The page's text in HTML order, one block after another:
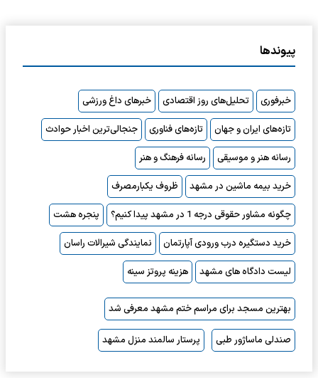
پیوندها
خبرفوری تحلیل‌های روز اقتصادی
خبرهای داغ ورزشی
تازه‌های ایران و جهان
تازه‌های فناوری
جنجالی‌ترین اخبار حوادث
رسانه هنر و موسیقی
رسانه فرهنگ و هنر
خرید بیمه ماشین در مشهد
ظروف یکبارمصرف
چگونه مشاور حقوقی درجه 1 در مشهد پیدا کنیم؟
پنجره هشت
خرید دستگیره درب ورودی آپارتمان
نمایندگی شیرالات راسان
لیست دادگاه های مشهد
هزینه پروتز سینه
بهترین مسجد برای مراسم ختم مشهد معرفی شد
صندلی ماساژور طبی پرستار سالمند منزل مشهد